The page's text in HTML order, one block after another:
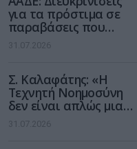
για τα πρόστιμα σε
παραβάσεις που
αφορούν τους ΦΗΜ
31.07.2026
Σ. Καλαφάτης: «Η
Τεχνητή Νοημοσύνη
δεν είναι απλώς μια
νέα τεχνολογία, είναι
μια νέα βιομηχανική
31.07.2026